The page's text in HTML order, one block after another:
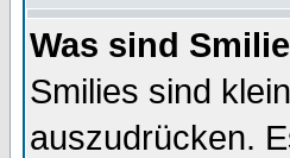
Was sind
Smilies sind
auszudrücken.